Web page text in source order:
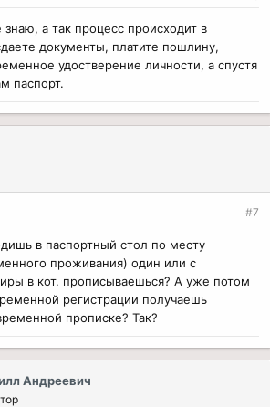
а так процесс происходит в
документы, платите пошлину,
удостверение личности, а спустя
паспорт.
#7
в паспортный стол по месту
проживания) один или с
в кот. прописываешься? А уже потом
регистрации получаешь
прописке? Так?
Андреевич